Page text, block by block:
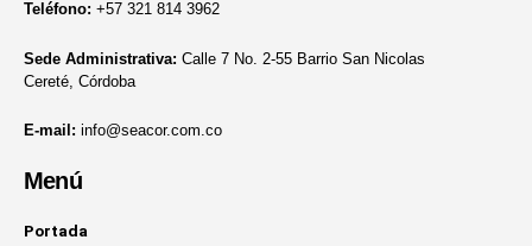
Teléfono: +57 321 814 3962
Sede Administrativa: Calle 7 No. 2-55 Barrio San Nicolas
Cereté, Córdoba
E-mail: info@seacor.com.co
Menú
Portada